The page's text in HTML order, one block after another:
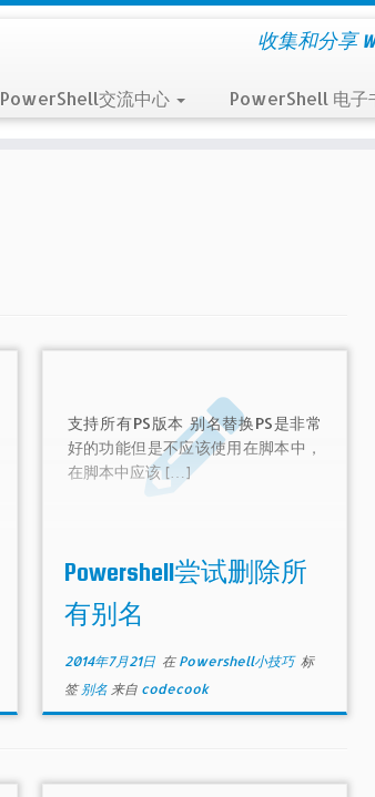
收集和分享
PowerShell交流中心 PowerShell 电子
支持所有PS版本 别名替换PS是非常
好的功能但是不应该使用在脚本中，
在脚本中应该 […]
Powershell尝试删除所
有别名
2014年7月21日在 Powershell小技巧 标
签别名 来自 codecook